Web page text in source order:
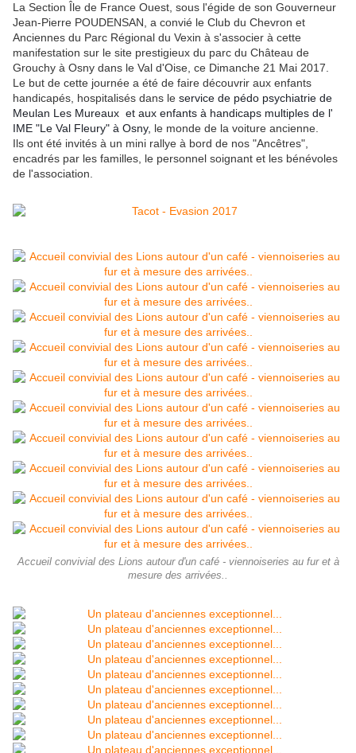
La Section Île de France Ouest, sous l'égide de son Gouverneur
Jean-Pierre POUDENSAN, a convié le Club du Chevron et
Anciennes du Parc Régional du Vexin à s'associer à cette
manifestation sur le site prestigieux du parc du Château de
Grouchy à Osny dans le Val d'Oise, ce Dimanche 21 Mai 2017.
Le but de cette journée a été de faire découvrir aux enfants
handicapés, hospitalisés dans le service de pédo psychiatrie de
Meulan Les Mureaux et aux enfants à handicaps multiples de l'
IME "Le Val Fleury" à Osny, le monde de la voiture ancienne.
Ils ont été invités à un mini rallye à bord de nos "Ancêtres",
encadrés par les familles, le personnel soignant et les bénévoles
de l'association.
Accueil convivial des Lions autour d'un café - viennoiseries au fur et à
mesure des arrivées..